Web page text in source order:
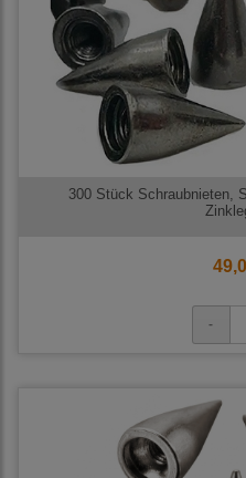
300 Stück Schraubnieten,